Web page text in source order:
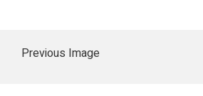
Previous Image